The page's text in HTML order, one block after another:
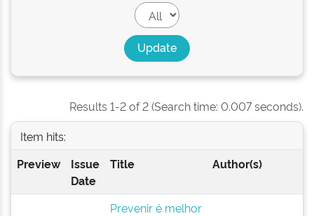
Results 1-2 of 2 (Search time: 0.007 seconds).
Item hits:
Preview
Issue
Date
Title Author(s)
Prevenir é melhor